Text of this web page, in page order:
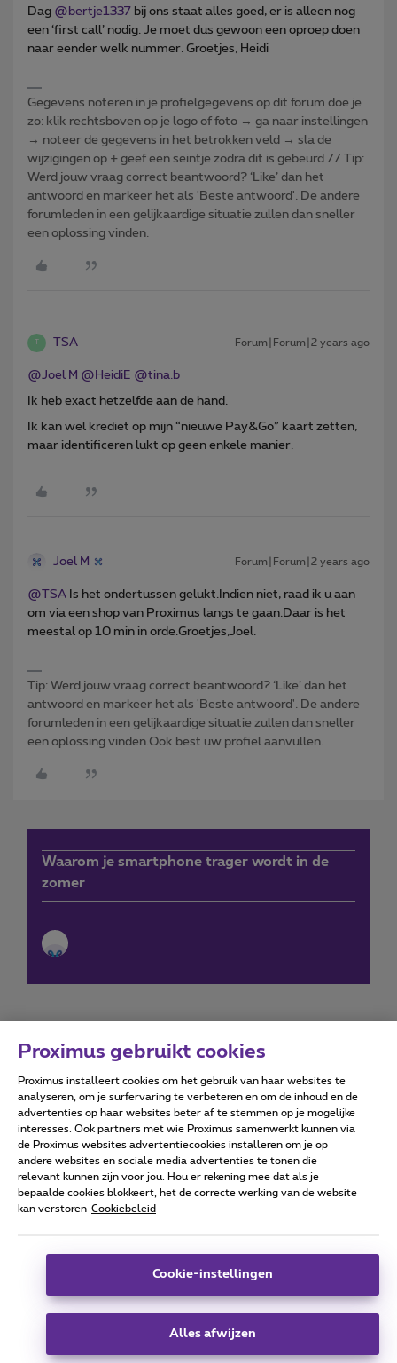
Dag @bertje1337 bij ons staat alles goed, er is alleen nog
een ‘first call’ nodig. Je moet dus gewoon een oproep doen
naar eender welk nummer. Groetjes, Heidi
Gegevens noteren in je profielgegevens op dit forum doe je
zo: klik rechtsboven op je logo of foto → ga naar instellingen
→ noteer de gegevens in het betrokken veld → sla de
wijzigingen op + geef een seintje zodra dit is gebeurd // Tip:
Werd jouw vraag correct beantwoord? ‘Like’ dan het
antwoord en markeer het als 'Beste antwoord'. De andere
forumleden in een gelijkaardige situatie zullen dan sneller
een oplossing vinden.
TSA Forum|Forum|2 years ago
@Joel M @HeidiE @tina.b
Ik heb exact hetzelfde aan de hand.
Ik kan wel krediet op mijn “nieuwe Pay&Go” kaart zetten,
maar identificeren lukt op geen enkele manier.
Joel M Forum|Forum|2 years ago
@TSA Is het ondertussen gelukt.Indien niet, raad ik u aan
om via een shop van Proximus langs te gaan.Daar is het
meestal op 10 min in orde.Groetjes,Joel.
Tip: Werd jouw vraag correct beantwoord? ‘Like’ dan het
antwoord en markeer het als 'Beste antwoord'. De andere
forumleden in een gelijkaardige situatie zullen dan sneller
een oplossing vinden.Ook best uw profiel aanvullen.
Waarom je smartphone trager wordt in de
zomer
Forumvoorwaarden Accessibility statement
Alle rechten voorbehouden. © Proximus
Algemene voorwaarden, consumenteninfo
Deze website is gecreëerd en wordt beheerd conform het
Koning Albert II-laan 27 - B-1030 Brussel.
Proximus gebruikt cookies
Proximus installeert cookies om het gebruik van haar websites te
analyseren, om je surfervaring te verbeteren en om de inhoud en de
advertenties op haar websites beter af te stemmen op je mogelijke
interesses. Ook partners met wie Proximus samenwerkt kunnen via
de Proximus websites advertentiecookies installeren om je op
andere websites en sociale media advertenties te tonen die
relevant kunnen zijn voor jou. Hou er rekening mee dat als je
bepaalde cookies blokkeert, het de correcte werking van de website
kan verstoren Cookiebeleid
Cookie-instellingen
Alles afwijzen